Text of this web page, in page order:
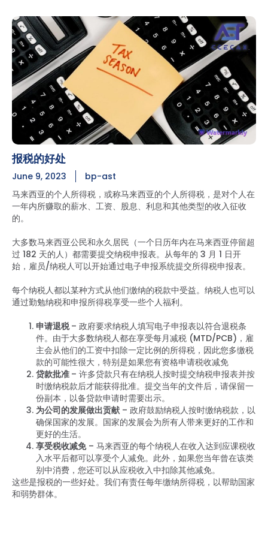
报税的好处
June 9, 2023
bp-ast
马来西亚的个人所得税，或称马来西亚的个人所得税，是对个人在
一年内所赚取的薪水、工资、股息、利息和其他类型的收入征收
的。
大多数马来西亚公民和永久居民（一个日历年内在马来西亚停留超
过 182 天的人）都需要提交纳税申报表。从每年的 3 月 1 日开
始，雇员/纳税人可以开始通过电子申报系统提交所得税申报表。
每个纳税人都以某种方式从他们缴纳的税款中受益。纳税人也可以
通过勤勉纳税和申报所得税享受一些个人福利。
申请退税– 政府要求纳税人填写电子申报表以符合退税条
件。由于大多数纳税人都在享受每月减税 (MTD/PCB)，雇
主会从他们的工资中扣除一定比例的所得税，因此您多缴税
款的可能性很大，特别是如果您有资格申请税收减免
贷款批准 – 许多贷款只有在纳税人按时提交纳税申报表并按
时缴纳税款后才能获得批准。提交当年的文件后，请保留一
份副本，以备贷款申请时需要出示。
为公司的发展做出贡献 – 政府鼓励纳税人按时缴纳税款，以
确保国家的发展。国家的发展会为所有人带来更好的工作和
更好的生活。
享受税收减免– 马来西亚的每个纳税人在收入达到应课税收
入水平后都可以享受个人减免。此外，如果您当年曾在该类
别中消费，您还可以从应税收入中扣除其他减免。
这些是报税的一些好处。我们有责任每年缴纳所得税，以帮助国家
和弱势群体。